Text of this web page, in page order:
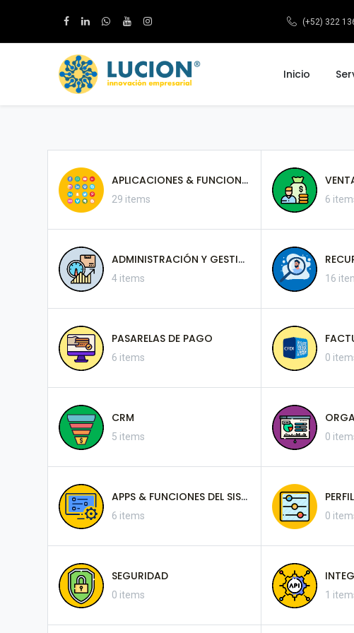
(+52) 322
Inicio
APLICACIONES & FUNCIONES PRINCIPALES
29 items 6
ADMINISTRACIÓN Y GESTIÓN DE EMPRESAS
4 items 16
PASARELAS DE PAGO
6 items 0
CRM
5 items 0
APPS & FUNCIONES DEL SISTEMA
6 items 0
SEGURIDAD
0 items 1